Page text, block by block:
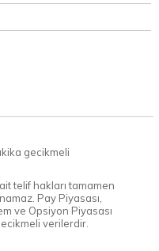
gecikmeli
telif hakları tamamen
Pay Piyasası,
ve Opsiyon Piyasası
verilerdir.